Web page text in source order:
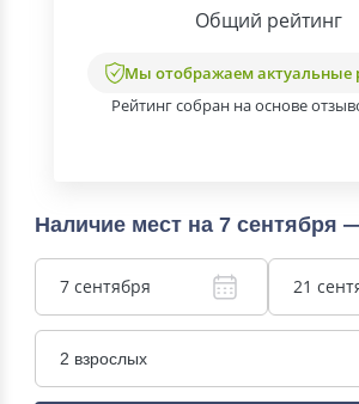
Общий рейтинг
Мы отображаем актуальные
Рейтинг собран на основе
Наличие мест на 7 сентября
7 сентября 21
2 взрослых